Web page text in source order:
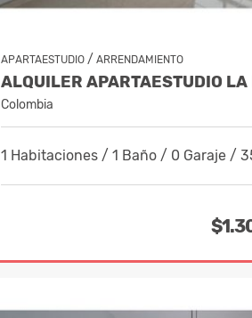
APARTAESTUDIO / ARRENDAMIENTO
Colombia
1 Habitaciones / 1 Baño / 0 Garaje /